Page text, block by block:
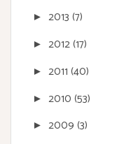
► 2013 (7)
► 2012(17)
► 2011 (40)
► 2010 (53)
► 2009 (3)